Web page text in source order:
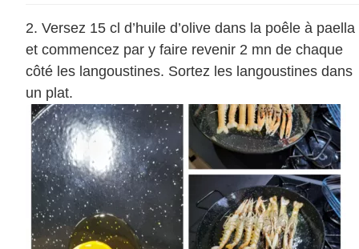
Versez 15 cl d’huile d’olive dans la poêle à paella
et commencez par y faire revenir 2 mn de chaque
côté les langoustines. Sortez les langoustines dans
un plat.